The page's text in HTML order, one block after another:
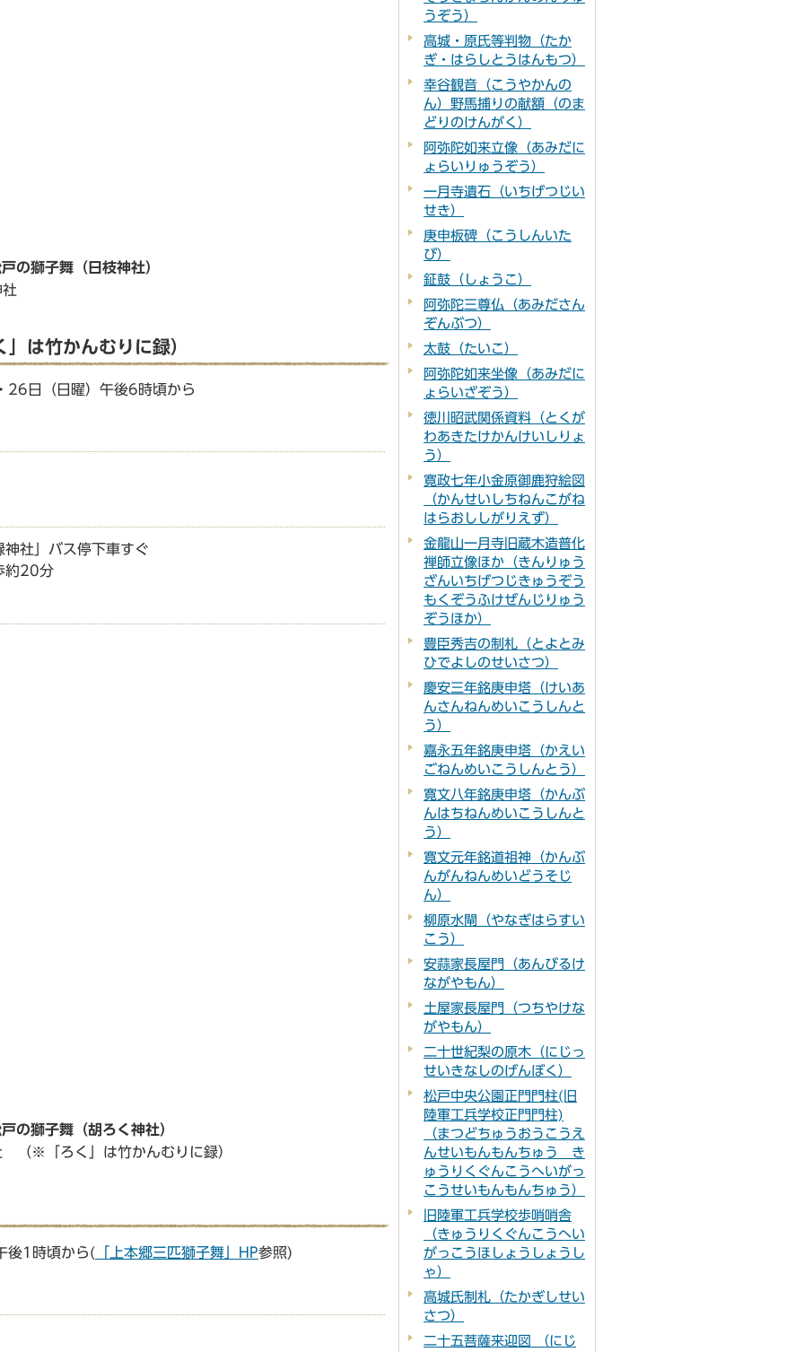
の獅子舞（日枝神社）
は竹かんむりに録）
日（日曜）午後6時頃から
社」バス停下車すぐ
約20分
の獅子舞（胡ろく神社）
※「ろく」は竹かんむりに録）
後1時頃から( 「上本郷三匹獅子舞」HP参照)
うぞう）
高城・原氏等判物（たか
ぎ・はらしとうはんもつ）
幸谷観音（こうやかんの
ん）野馬捕りの献額（のま
どりのけんがく）
阿弥陀如来立像（あみだに
ょらいりゅうぞう）
一月寺遺石（いちげつじい
せき）
庚申板碑（こうしんいた
び）
鉦鼓（しょうこ）
阿弥陀三尊仏（あみださん
ぞんぶつ）
太鼓（たいこ）
阿弥陀如来坐像（あみだに
ょらいざぞう）
徳川昭武関係資料（とくが
わあきたけかんけいしりょ
う）
寛政七年小金原御鹿狩絵図
（かんせいしちねんこがね
はらおししがりえず）
金龍山一月寺旧蔵木造普化
禅師立像ほか（きんりゅう
ざんいちげつじきゅうぞう
もくぞうふけぜんじりゅう
ぞうほか）
豊臣秀吉の制札（とよとみ
ひでよしのせいさつ）
慶安三年銘庚申塔（けいあ
んさんねんめいこうしんと
う）
嘉永五年銘庚申塔（かえい
ごねんめいこうしんとう）
寛文八年銘庚申塔（かんぶ
んはちねんめいこうしんと
う）
寛文元年銘道祖神（かんぶ
んがんねんめいどうそじ
ん）
柳原水閘（やなぎはらすい
こう）
安蒜家長屋門（あんびるけ
ながやもん）
土屋家長屋門（つちやけな
がやもん）
二十世紀梨の原木（にじっ
せいきなしのげんぼく）
松戸中央公園正門門柱(旧
陸軍工兵学校正門門柱)
（まつどちゅうおうこうえ
んせいもんもんちゅう き
ゅうりくぐんこうへいがっ
こうせいもんもんちゅう）
旧陸軍工兵学校歩哨哨舎
（きゅうりくぐんこうへい
がっこうほしょうしょうし
ゃ）
高城氏制札（たかぎしせい
さつ）
二十五菩薩来迎図 （にじ